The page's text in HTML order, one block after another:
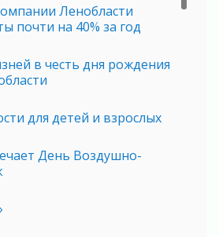
Ленобласти
почти на 40% за год
в честь дня рождения
для детей и взрослых
День Воздушно-